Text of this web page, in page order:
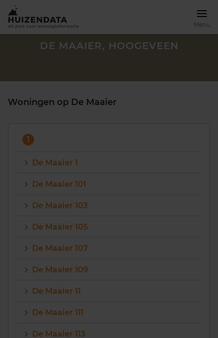
Menu
Maandag t/m vrijdag - 08:00 -18:00
DE MAAIER, HOOGEVEEN
Woningen op De Maaier
1
De Maaier 1
De Maaier 101
De Maaier 103
De Maaier 105
De Maaier 107
De Maaier 109
De Maaier 11
De Maaier 111
De Maaier 113